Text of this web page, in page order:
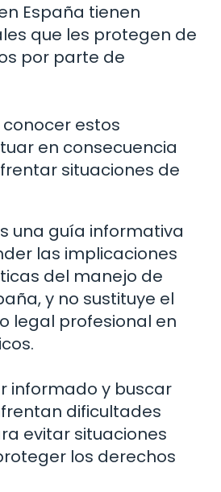
España tienen
que les protegen de
por parte de
estos
en consecuencia
situaciones de
una guía informativa
las implicaciones
del manejo de
y no sustituye el
legal profesional en
informado y buscar
dificultades
evitar situaciones
los derechos